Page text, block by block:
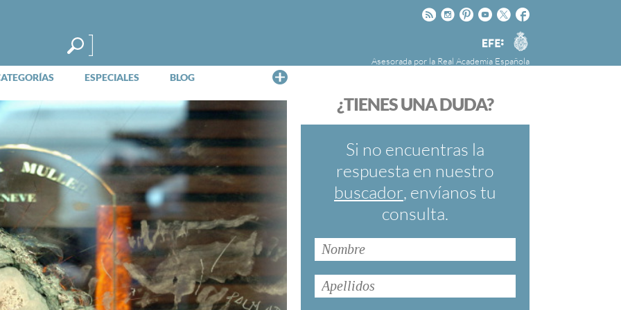
Facebook
Twitter
Youtube
Pinteres
Instagram
Rss
Agencia
EFE
Asesorada por la Real Academia Española
ESPECIALES BLOG
FundéuRAE es una fundación patrocinada por
cuyo objetivo es colaborar con el buen uso del
español en los medios de comunicación y en
Internet.
¿TIENES UNA DUDA?
Si no encuentras la
respuesta en nuestro
buscador, envíanos tu
consulta.